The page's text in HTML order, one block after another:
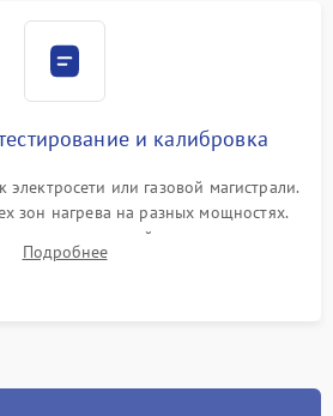
и калибровка
или газовой магистрали.
зон нагрева на разных мощностях.
управления, таймера, индикаторов
и систем защиты от перегрева.
Подробнее